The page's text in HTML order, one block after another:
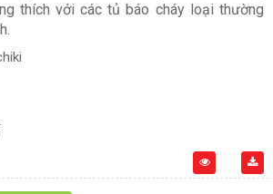
thích với các tủ báo cháy loại thường